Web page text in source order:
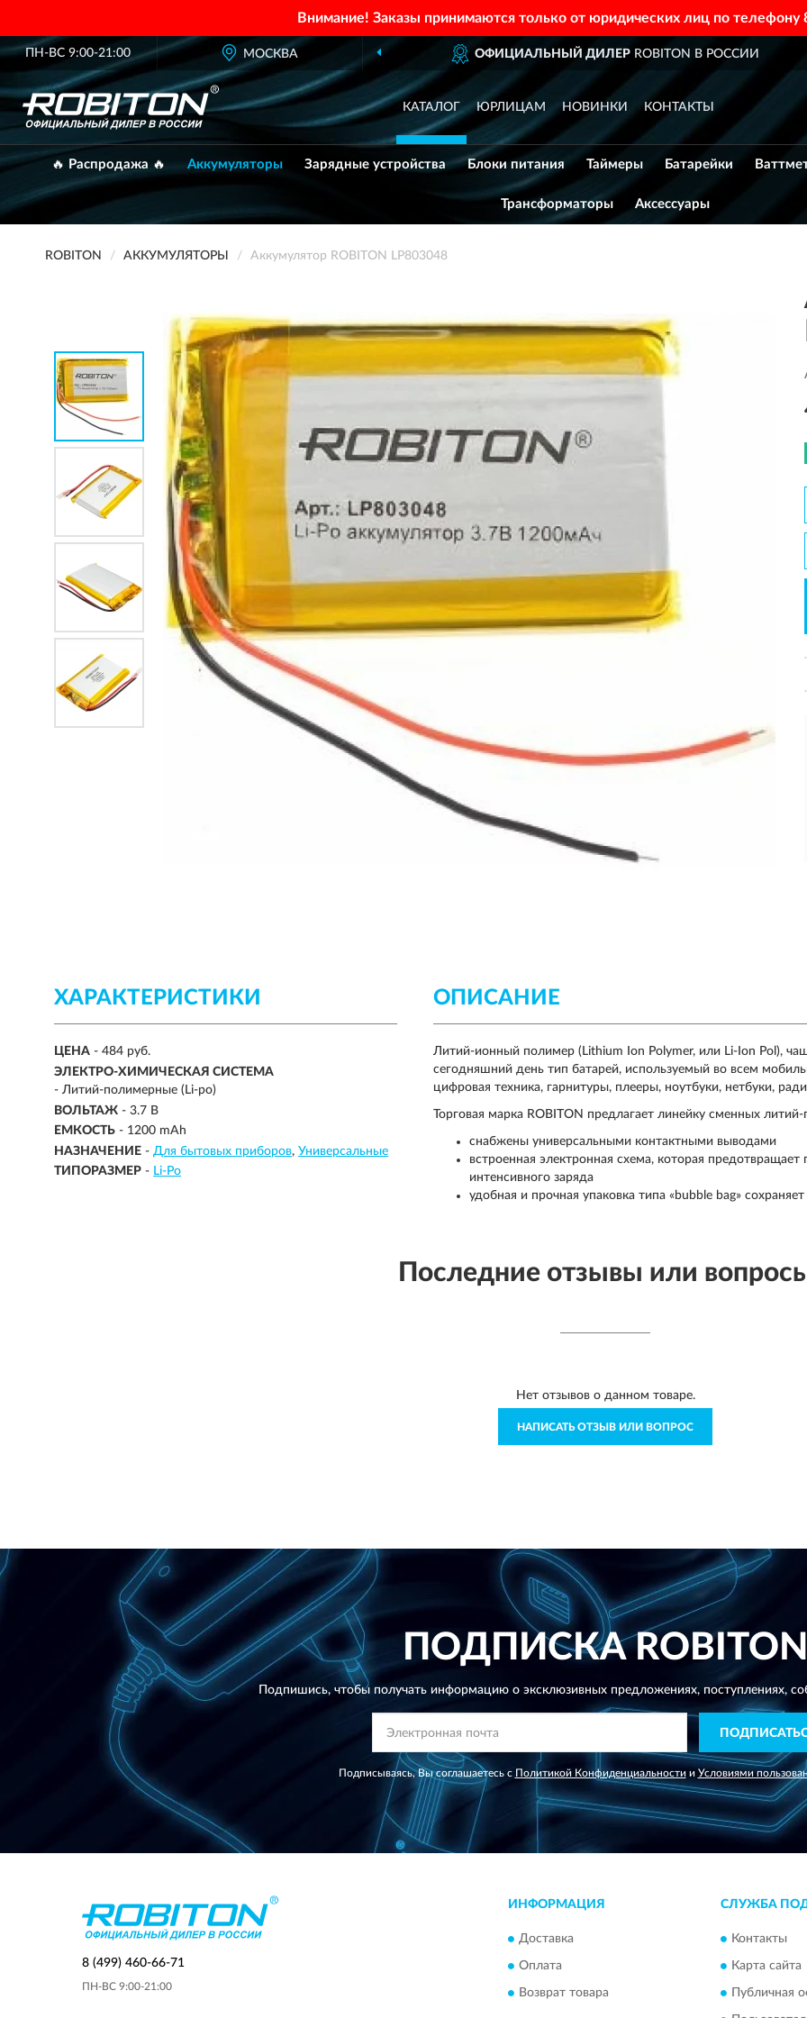
Внимание! Заказы принимаются только от юридических лиц по телефону
ПН-ВС 9:00-21:00 МОСКВА ОФИЦИАЛЬНЫЙ ДИЛЕРROBITON В РОССИИ
КАТАЛОГ ЮРЛИЦАМ НОВИНКИ КОНТАКТЫ
🔥 Распродажа 🔥 Аккумуляторы Зарядные устройства Блоки питания Таймеры Батарейки
Трансформаторы Аксессуары
ROBITON АККУМУЛЯТОРЫ Аккумулятор ROBITON LP803048
ХАРАКТЕРИСТИКИ
ЦЕНА - 484 руб.
ЭЛЕКТРО-ХИМИЧЕСКАЯ СИСТЕМА
- Литий-полимерные (Li-po)
ВОЛЬТАЖ - 3.7 В
ЕМКОСТЬ - 1200 mAh
НАЗНАЧЕНИЕ - Для бытовых приборов Универсальные
ТИПОРАЗМЕР - Li-Po
ОПИСАНИЕ
Литий-ионный полимер (Lithium Ion Polymer, или Li-Ion Pol),
сегодняшний день тип батарей, используемый во всем
цифровая техника, гарнитуры, плееры, ноутбуки, нетбуки,
Торговая марка ROBITON предлагает линейку сменных
снабжены универсальными контактными выводами
встроенная электронная схема, которая
интенсивного заряда
удобная и прочная упаковка типа «bubble bag»
Последние отзывы или
Нет отзывов о данном товаре.
НАПИСАТЬ ОТЗЫВ ИЛИ ВОПРОС
ПОДПИСКАROBITON
Подпишись, чтобы получать информацию о эксклюзивных предложениях,поступлениях,
Подписываясь, Вы соглашаетесь с Политикой Конфиденциальности и Условиями
8 (499) 460-66-71
ПН-ВС 9:00-21:00
ИНФОРМАЦИЯ
Доставка
Оплата
Возврат товара
СЛУЖБА
Контакты
Карта сайта
Публичная